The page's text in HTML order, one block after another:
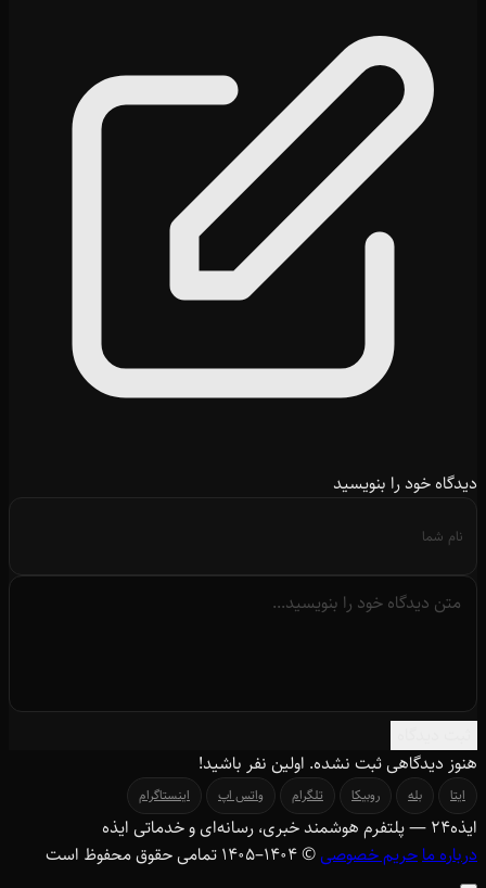
دیدگاه خود را بنویسید
هنوز دیدگاهی ثبت نشده. اولین نفر باشید!
ایتا بله روبیکا تلگرام واتس اپ اینستاگرام
ایذه۲۴ — پلتفرم هوشمند خبری، رسانه‌ای و خدماتی ایذه
درباره ماحریم خصوصی© ۱۴۰۴–1405 تمامی حقوق محفوظ است